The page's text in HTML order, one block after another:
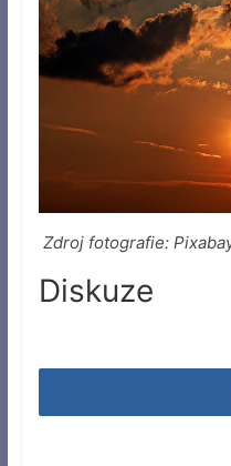
Zdroj fotografie:
Diskuze